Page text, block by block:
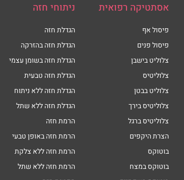
אסתטיקה רפואית
פיסול אף
פיסול פנים
צלוליט בישבן
צלוליטיס
צלוליט בבטן
צלוליטיס בירך
צלוליטיס ברגל
הצרת היקפים
בוטוקס
בוטוקס במצח
ניתוחי חזה
הגדלת חזה
הגדלת חזה בהזרקה
הגדלת חזה בשומן עצמי
הגדלת חזה טבעית
הגדלת חזה ללא ניתוח
הגדלת חזה ללא שתל
הרמת חזה
הרמת חזה באופן טבעי
הרמת חזה ללא צלקת
הרמת חזה ללא שתל